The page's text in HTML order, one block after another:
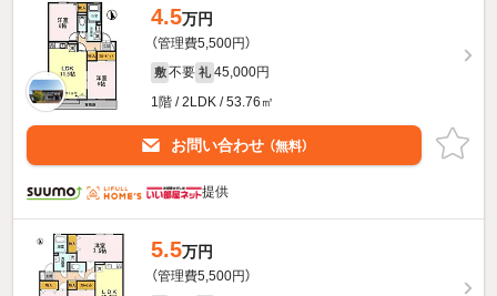
4.5万円
（管理費5,500円）
敷 不要 礼 45,000円
1階 / 2LDK / 53.76㎡
お問い合わせ （無料）
提供
5.5万円
（管理費5,500円）